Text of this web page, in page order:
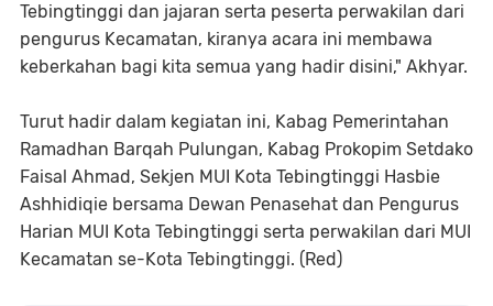
Tebingtinggi dan jajaran serta peserta perwakilan dari
pengurus Kecamatan, kiranya acara ini membawa
keberkahan bagi kita semua yang hadir disini," Akhyar.
Turut hadir dalam kegiatan ini, Kabag Pemerintahan
Ramadhan Barqah Pulungan, Kabag Prokopim Setdako
Faisal Ahmad, Sekjen MUI Kota Tebingtinggi Hasbie
Ashhidiqie bersama Dewan Penasehat dan Pengurus
Harian MUI Kota Tebingtinggi serta perwakilan dari MUI
Kecamatan se-Kota Tebingtinggi. (Red)